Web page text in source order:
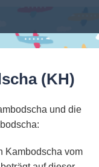
(KH)
und die
Kambodscha vom